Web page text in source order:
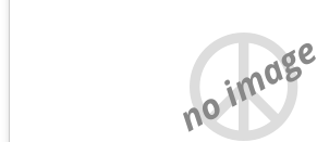
no image